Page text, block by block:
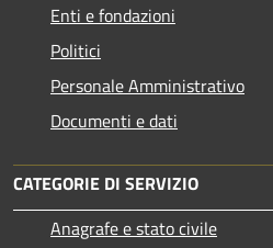
Enti e fondazioni
Politici
Personale Amministrativo
Documenti e dati
CATEGORIE DI SERVIZIO
Anagrafe e stato civile